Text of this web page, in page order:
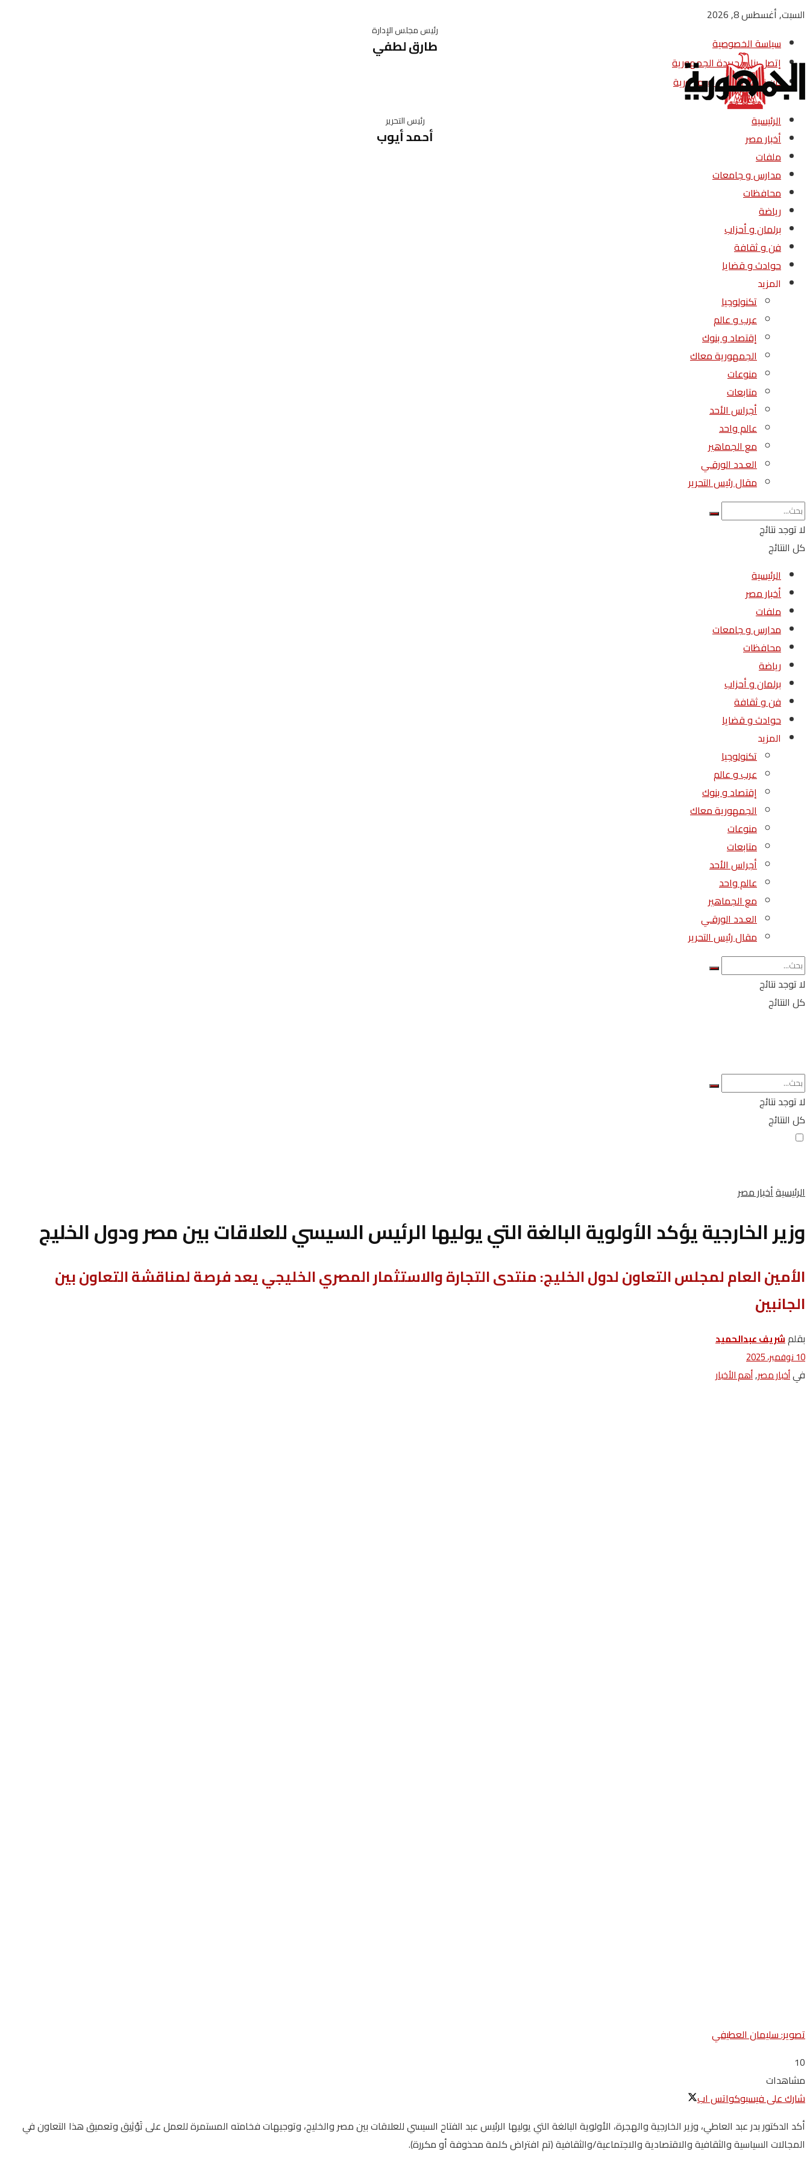
السبت, أغسطس 8, 2026
سياسة الخصوصية
إتصل بنا – جريدة الجمهورية
من نحن – جريدة الجمهورية
رئيس مجلس الإدارة
طارق لطفي
رئيس التحرير
أحمد أيوب
الرئيسية
أخبار مصر
ملفات
مدارس و جامعات
محافظات
رياضة
برلمان و أحزاب
فن و ثقافة
حوادث و قضايا
المزيد
تكنولوجيا
عرب و عالم
إقتصاد و بنوك
الجمهورية معاك
منوعات
متابعات
أجراس الأحد
عالم واحد
مع الجماهير
العـدد الورقـي
مقال رئيس التحرير
لا توجد نتائج
كل النتائج
الرئيسية
أخبار مصر
ملفات
مدارس و جامعات
محافظات
رياضة
برلمان و أحزاب
فن و ثقافة
حوادث و قضايا
المزيد
تكنولوجيا
عرب و عالم
إقتصاد و بنوك
الجمهورية معاك
منوعات
متابعات
أجراس الأحد
عالم واحد
مع الجماهير
العـدد الورقـي
مقال رئيس التحرير
لا توجد نتائج
كل النتائج
لا توجد نتائج
كل النتائج
الرئيسيةأخبار مصر
وزير الخارجية يؤكد الأولوية البالغة التي يوليها الرئيس السيسي للعلاقات بين مصر ودول الخليج
الأمين العام لمجلس التعاون لدول الخليج: منتدى التجارة والاستثمار المصري الخليجي يعد فرصة لمناقشة التعاون بين
الجانبين
بقلمشريف عبدالحميد
10 نوفمبر، 2025
فيأخبار مصر,أهم الأخبار
تصوير: سليمان العطيفي
10
مشاهدات
شارك على فيسبوكواتس اب
أكد الدكتور بدر عبد العاطي، وزير الخارجية والهجرة، الأولوية البالغة التي يوليها الرئيس عبد الفتاح السيسي للعلاقات بين مصر والخليج، وتوجيهات فخامته المستمرة للعمل على تَوْثِيق وتعميق هذا التعاون في
المجالات السياسية والثقافية والاقتصادية والاجتماعية/والثقافية (تم افتراض كلمة محذوفة أو مكررة).